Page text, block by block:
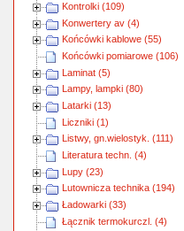
Kontrolki (109)
Konwertery av (4)
Końcówki kablowe (55)
Końcówki pomiarowe (106)
Laminat (5)
Lampy, lampki (80)
Latarki (13)
Liczniki (1)
Listwy, gn.wielostyk. (111)
Literatura techn. (4)
Lupy (23)
Lutownicza technika (194)
Ładowarki (33)
Łącznik termokurczl. (4)